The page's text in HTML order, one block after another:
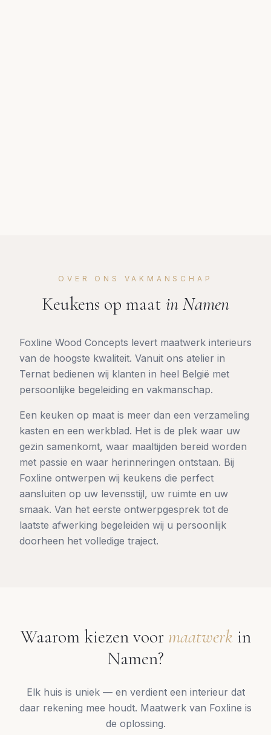
OVER ONS VAKMANSCHAP
Keukens op maat inNamen
Foxline Wood Concepts levert maatwerk interieurs
van de hoogste kwaliteit. Vanuit ons atelier in
Ternat bedienen wij klanten in heel België met
persoonlijke begeleiding en vakmanschap.
Een keuken op maat is meer dan een verzameling
kasten en een werkblad. Het is de plek waar uw
gezin samenkomt, waar maaltijden bereid worden
met passie en waar herinneringen ontstaan. Bij
Foxline ontwerpen wij keukens die perfect
aansluiten op uw levensstijl, uw ruimte en uw
smaak. Van het eerste ontwerpgesprek tot de
laatste afwerking begeleiden wij u persoonlijk
doorheen het volledige traject.
Waarom kiezen voor maatwerk in
Namen?
Elk huis is uniek — en verdient een interieur dat
daar rekening mee houdt. Maatwerk van Foxline is
de oplossing.